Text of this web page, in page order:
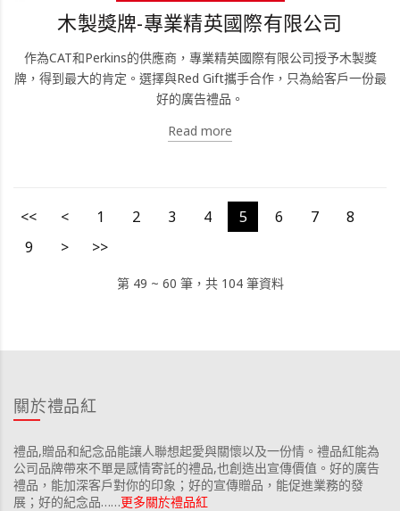
木製獎牌-專業精英國際有限公司
作為CAT和Perkins的供應商，專業精英國際有限公司授予木製獎
牌，得到最大的肯定。選擇與Red Gift攜手合作，只為給客戶一份最
好的廣告禮品。
Read more
<< < 1 2 3 4 5 6 7
8
9
> >>
第 49 ~ 60 筆，共 104 筆資料
關於禮品紅
禮品,贈品和紀念品能讓人聯想起愛與關懷以及一份情。禮品紅能為
公司品牌帶來不單是感情寄託的禮品,也創造出宣傳價值。好的廣告
禮品，能加深客戶對你的印象；好的宣傳贈品，能促進業務的發
展；好的紀念品……更多關於禮品紅